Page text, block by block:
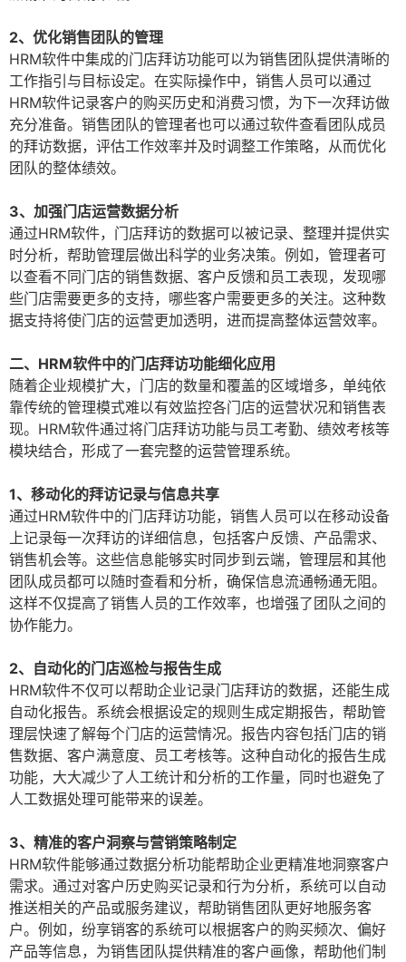
2、优化销售团队的管理
HRM软件中集成的门店拜访功能可以为销售团队提供清晰的
工作指引与目标设定。在实际操作中，销售人员可以通过
HRM软件记录客户的购买历史和消费习惯，为下一次拜访做
充分准备。销售团队的管理者也可以通过软件查看团队成员
的拜访数据，评估工作效率并及时调整工作策略，从而优化
团队的整体绩效。
3、加强门店运营数据分析
通过HRM软件，门店拜访的数据可以被记录、整理并提供实
时分析，帮助管理层做出科学的业务决策。例如，管理者可
以查看不同门店的销售数据、客户反馈和员工表现，发现哪
些门店需要更多的支持，哪些客户需要更多的关注。这种数
据支持将使门店的运营更加透明，进而提高整体运营效率。
二、HRM软件中的门店拜访功能细化应用
随着企业规模扩大，门店的数量和覆盖的区域增多，单纯依
靠传统的管理模式难以有效监控各门店的运营状况和销售表
现。HRM软件通过将门店拜访功能与员工考勤、绩效考核等
模块结合，形成了一套完整的运营管理系统。
1、移动化的拜访记录与信息共享
通过HRM软件中的门店拜访功能，销售人员可以在移动设备
上记录每一次拜访的详细信息，包括客户反馈、产品需求、
销售机会等。这些信息能够实时同步到云端，管理层和其他
团队成员都可以随时查看和分析，确保信息流通畅通无阻。
这样不仅提高了销售人员的工作效率，也增强了团队之间的
协作能力。
2、自动化的门店巡检与报告生成
HRM软件不仅可以帮助企业记录门店拜访的数据，还能生成
自动化报告。系统会根据设定的规则生成定期报告，帮助管
理层快速了解每个门店的运营情况。报告内容包括门店的销
售数据、客户满意度、员工考核等。这种自动化的报告生成
功能，大大减少了人工统计和分析的工作量，同时也避免了
人工数据处理可能带来的误差。
3、精准的客户洞察与营销策略制定
HRM软件能够通过数据分析功能帮助企业更精准地洞察客户
需求。通过对客户历史购买记录和行为分析，系统可以自动
推送相关的产品或服务建议，帮助销售团队更好地服务客
户。例如，纷享销客的系统可以根据客户的购买频次、偏好
产品等信息，为销售团队提供精准的客户画像，帮助他们制